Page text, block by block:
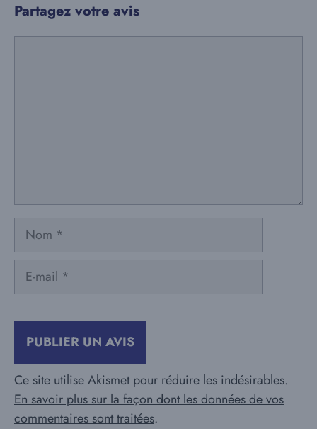
Partagez votre avis
Nom
Ce site utilise Akismet pour réduire les indésirables.
En savoir plus sur la façon dont les données de vos
commentaires sont traitées.